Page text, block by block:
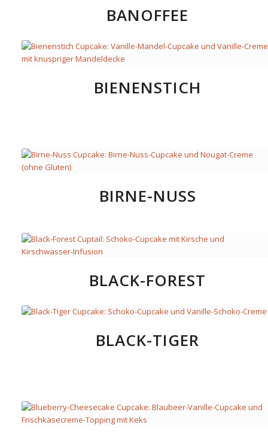
BANOFFEE
BIENENSTICH
BIRNE-NUSS
BLACK-FOREST
BLACK-TIGER